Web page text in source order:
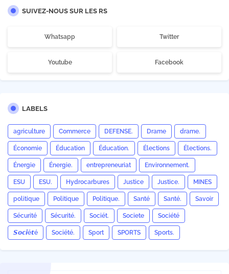
SUIVEZ-NOUS SUR LES RS
Whatsapp Twitter
Youtube Facebook
LABELS
agriculture Commerce DEFENSE. Drame drame.
Économie Éducation Éducation. Élections Élections.
Énergie Énergie. entrepreneuriat Environnement.
ESU ESU. Hydrocarbures Justice Justice. MINES
politique Politique Politique. Santé Santé. Savoir
Sécurité Sécurité. Sociét. Societe Société
𝙎𝙤𝙘𝙞é𝙩é Société. Sport SPORTS Sports.